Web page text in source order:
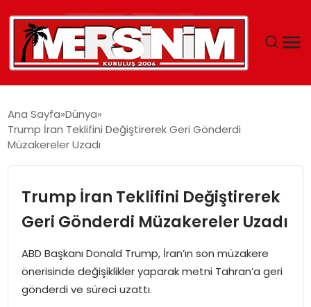
YAŞAM
SPOR
Ana Sayfa Dünya
Trump İran Teklifini Değiştirerek Geri Gönderdi
Müzakereler Uzadı
Trump İran Teklifini Değiştirerek
Geri Gönderdi Müzakereler Uzadı
ABD Başkanı Donald Trump, İran’ın son müzakere
önerisinde değişiklikler yaparak metni Tahran’a geri
gönderdi ve süreci uzattı.